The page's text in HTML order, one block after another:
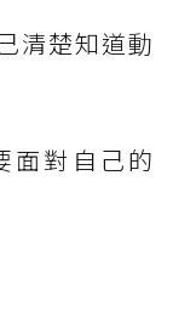
清楚知道動
面對自己的